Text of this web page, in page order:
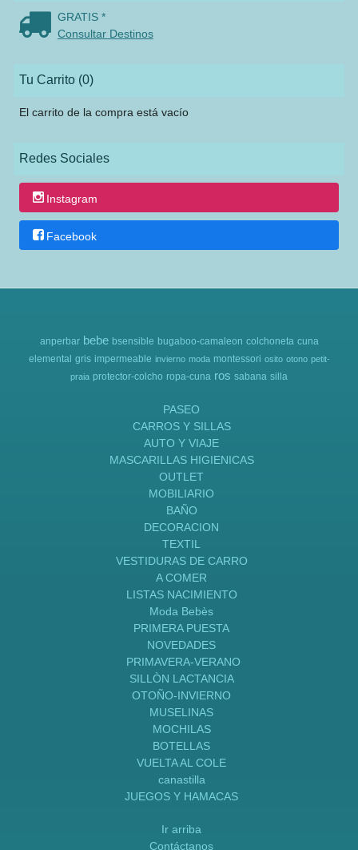
GRATIS *
Consultar Destinos
Tu Carrito (0)
El carrito de la compra está vacío
Redes Sociales
Instagram
Facebook
anperbar bebe bsensible bugaboo-camaleon colchoneta cuna
elemental gris impermeable invierno moda montessori osito otono petit-
praia protector-colcho ropa-cuna ros sabana silla
PASEO
CARROS Y SILLAS
AUTO Y VIAJE
MASCARILLAS HIGIENICAS
OUTLET
MOBILIARIO
BAÑO
DECORACION
TEXTIL
VESTIDURAS DE CARRO
A COMER
LISTAS NACIMIENTO
Moda Bebès
PRIMERA PUESTA
NOVEDADES
PRIMAVERA-VERANO
SILLÒN LACTANCIA
OTOÑO-INVIERNO
MUSELINAS
MOCHILAS
BOTELLAS
VUELTA AL COLE
canastilla
JUEGOS Y HAMACAS
Ir arriba
Contáctanos